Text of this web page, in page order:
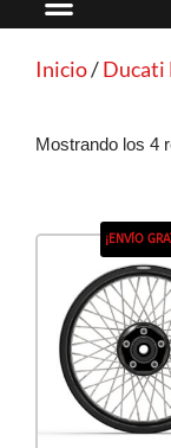
Inicio/Ducati
Mostrando los 4
¡ENVÍO